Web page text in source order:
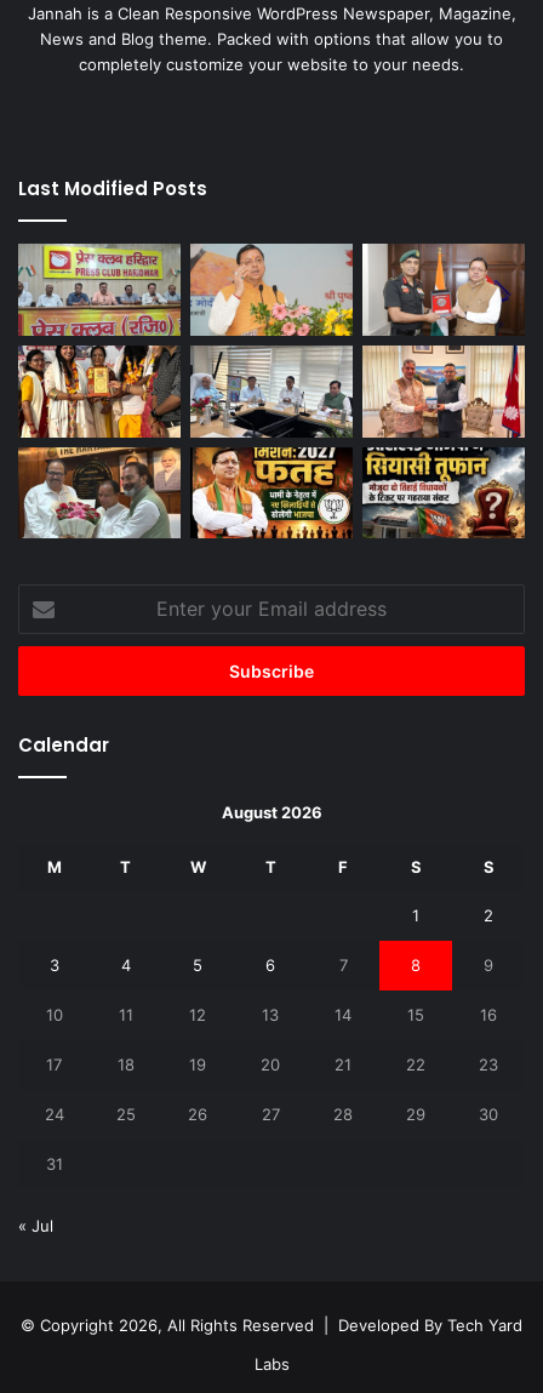
Jannah is a Clean Responsive WordPress Newspaper, Magazine,
News and Blog theme. Packed with options that allow you to
completely customize your website to your needs.
Last Modified Posts
your
Email
Calendar
August 2026
M T W T F S S
1 2
3 4 5 6 7 8 9
10 11 12 13 14 15 16
17 18 19 20 21 22 23
24 25 26 27 28 29 30
31
« Jul
© Copyright 2026, All Rights Reserved | Developed By Tech Yard
Labs